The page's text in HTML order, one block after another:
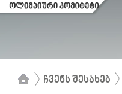
ჩვენს შესახებ